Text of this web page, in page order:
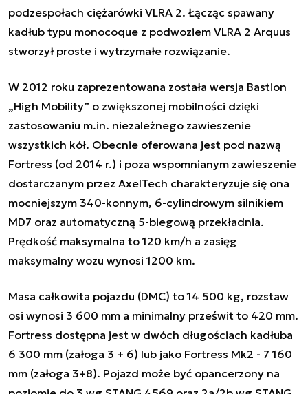
podzespołach ciężarówki VLRA 2. Łącząc spawany
kadłub typu monocoque z podwoziem VLRA 2 Arquus
stworzył proste i wytrzymałe rozwiązanie.
W 2012 roku zaprezentowana została wersja Bastion
„High Mobility” o zwiększonej mobilności dzięki
zastosowaniu m.in. niezależnego zawieszenie
wszystkich kół. Obecnie oferowana jest pod nazwą
Fortress (od 2014 r.) i poza wspomnianym zawieszenie
dostarczanym przez AxelTech charakteryzuje się ona
mocniejszym 340-konnym, 6-cylindrowym silnikiem
MD7 oraz automatyczną 5-biegową przekładnia.
Prędkość maksymalna to 120 km/h a zasięg
maksymalny wozu wynosi 1200 km.
Masa całkowita pojazdu (DMC) to 14 500 kg, rozstaw
osi wynosi 3 600 mm a minimalny prześwit to 420 mm.
Fortress dostępna jest w dwóch długościach kadłuba
6 300 mm (załoga 3 + 6) lub jako Fortress Mk2 - 7 160
mm (załoga 3+8). Pojazd może być opancerzony na